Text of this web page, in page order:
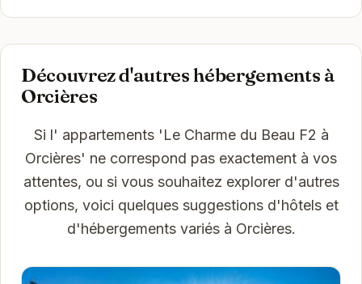
Découvrez d'autres hébergements à
Orcières
Si l' appartements 'Le Charme du Beau F2 à
Orcières' ne correspond pas exactement à vos
attentes, ou si vous souhaitez explorer d'autres
options, voici quelques suggestions d'hôtels et
d'hébergements variés à Orcières.